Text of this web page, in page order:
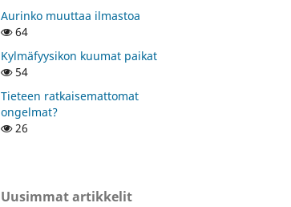
Aurinko muuttaa ilmastoa
64
Kylmäfyysikon kuumat paikat
54
Tieteen ratkaisemattomat
ongelmat?
26
Uusimmat artikkelit